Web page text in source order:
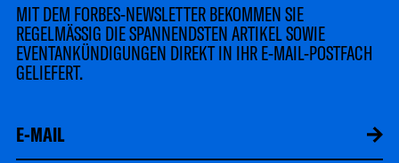
MIT DEM FORBES-NEWSLETTER BEKOMMEN SIE
REGELMÄSSIG DIE SPANNENDSTEN ARTIKEL SOWIE
EVENTANKÜNDIGUNGEN DIREKT IN IHR E-MAIL-POSTFACH
GELIEFERT.